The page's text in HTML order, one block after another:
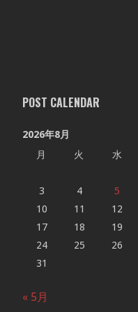
POST CALENDAR
2026年8月
月
火 水
3
4 5
10
11 12
17
18 19
24
25 26
31
« 5月